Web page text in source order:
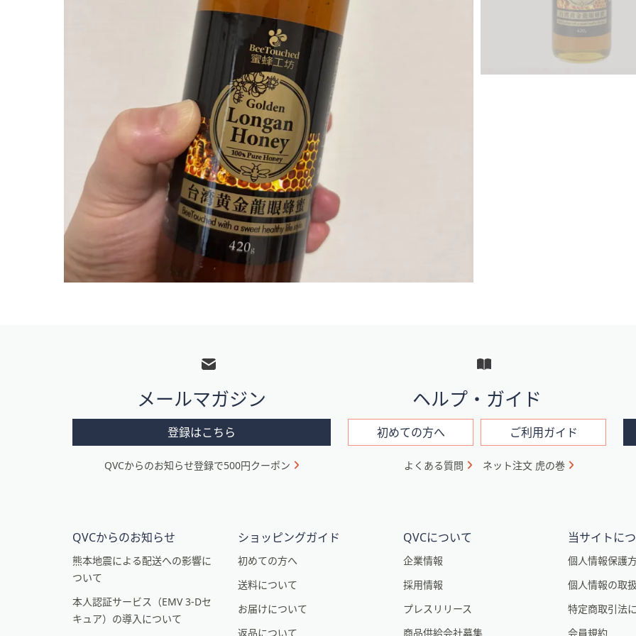
メールマガジン
登録はこちら
QVCからのお知らせ登録で500円クーポン
ヘルプ・ガイド
初めての方へ ご利用ガイド
よくある質問 ネット注文 虎の巻
QVCからのお知らせ
熊本地震による配送への影響に
ついて
本人認証サービス（EMV 3-Dセ
キュア）の導入について
ショッピングガイド
初めての方へ
送料について
お届けについて
返品について
QVCについて
企業情報
採用情報
プレスリリース
商品供給会社募集
当サイトに
個人情報保護
個人情報の取
特定商取引法
会員規約